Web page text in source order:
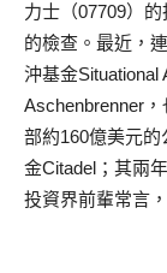
力士（07709）
的檢查。最近，
沖基金Situational
Aschenbrenner
部約160億美元
金Citadel；其兩
投資界前輩常言